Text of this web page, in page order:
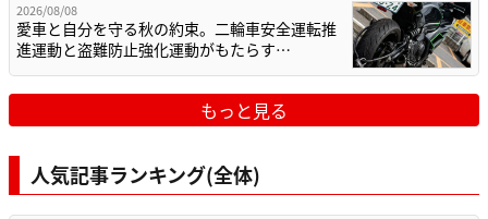
2026/08/08
愛車と自分を守る秋の約束。二輪車安全運転推
進運動と盗難防止強化運動がもたらす…
もっと見る
人気記事ランキング(全体)